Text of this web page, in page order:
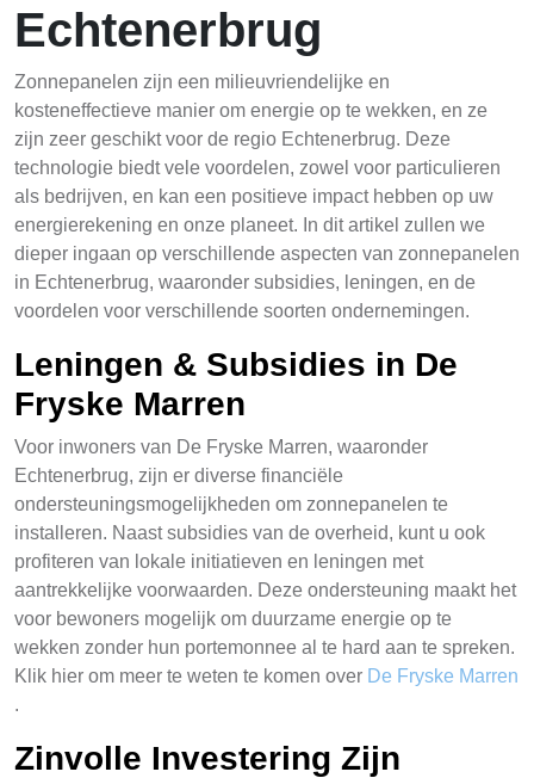
Echtenerbrug
Zonnepanelen zijn een milieuvriendelijke en
kosteneffectieve manier om energie op te wekken, en ze
zijn zeer geschikt voor de regio Echtenerbrug. Deze
technologie biedt vele voordelen, zowel voor particulieren
als bedrijven, en kan een positieve impact hebben op uw
energierekening en onze planeet. In dit artikel zullen we
dieper ingaan op verschillende aspecten van zonnepanelen
in Echtenerbrug, waaronder subsidies, leningen, en de
voordelen voor verschillende soorten ondernemingen.
Leningen & Subsidies in De
Fryske Marren
Voor inwoners van De Fryske Marren, waaronder
Echtenerbrug, zijn er diverse financiële
ondersteuningsmogelijkheden om zonnepanelen te
installeren. Naast subsidies van de overheid, kunt u ook
profiteren van lokale initiatieven en leningen met
aantrekkelijke voorwaarden. Deze ondersteuning maakt het
voor bewoners mogelijk om duurzame energie op te
wekken zonder hun portemonnee al te hard aan te spreken.
Klik hier om meer te weten te komen over De Fryske Marren
.
Zinvolle Investering Zijn